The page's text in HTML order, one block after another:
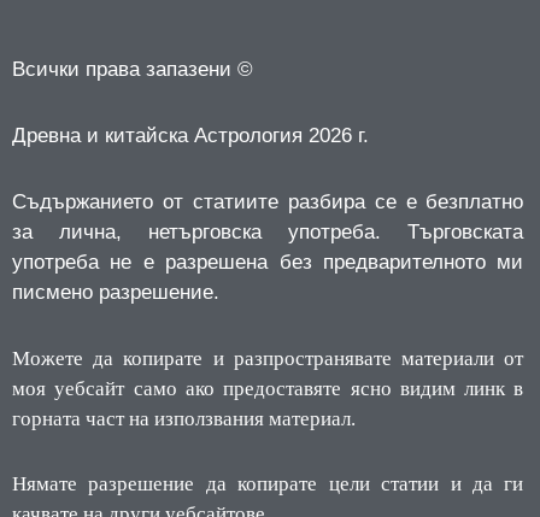
Всички права запазени ©
Древна и китайска Астрология 2026 г.
Съдържанието от статиите разбира се е безплатно
за лична, нетърговска употреба.
Търговската
употреба не е разрешена без предварителното ми
писмено разрешение.
Можете да копирате и разпространявате материали от
моя уебсайт само ако предоставяте ясно видим линк в
горната част на използвания материал.
Нямате разрешение да копирате цели статии и да ги